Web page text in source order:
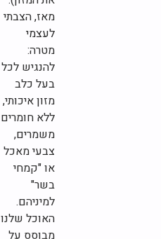
מאז, הצבתי
לעצמי
מטרה:
להנגיש לכל
בעל כלב
מזון איכותי,
ללא חומרים
משמרים,
צבעי מאכל
או "קמחי
בשר"
למיניהם.
האוכל שלנו